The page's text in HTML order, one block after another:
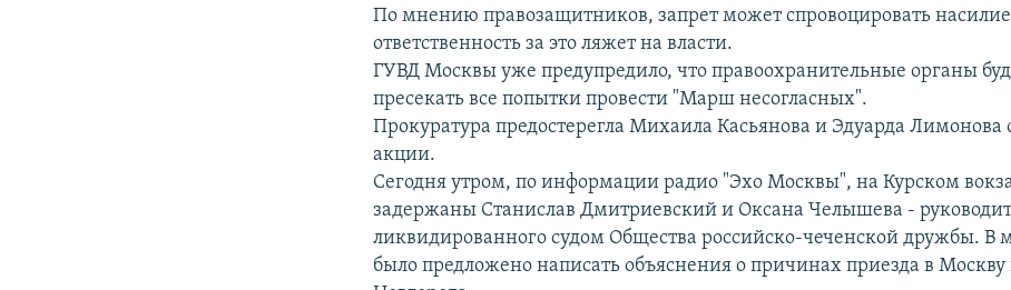
По мнению правозащитников, запрет может спровоцировать
ответственность за это ляжет на власти.
ГУВД Москвы уже предупредило, что правоохранительные органы
пресекать все попытки провести "Марш несогласных".
Прокуратура предостерегла Михаила Касьянова и Эдуарда Лимонова
акции.
Сегодня утром, по информации радио "Эхо Москвы", на Курском
задержаны Станислав Дмитриевский и Оксана Челышева -
ликвидированного судом Общества российско-чеченской дружбы.
было предложено написать объяснения о причинах приезда в